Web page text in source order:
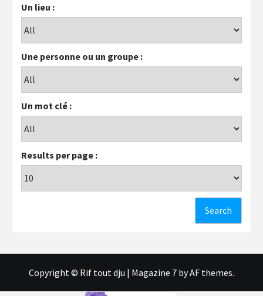
Un lieu :
Une personne ou un groupe :
Un mot clé :
Results per page :
Copyright © Rif tout dju | Magazine 7 by AF themes.